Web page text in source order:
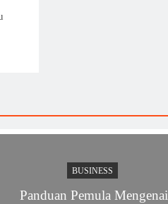
BUSINESS
Panduan Pemula Mengenai